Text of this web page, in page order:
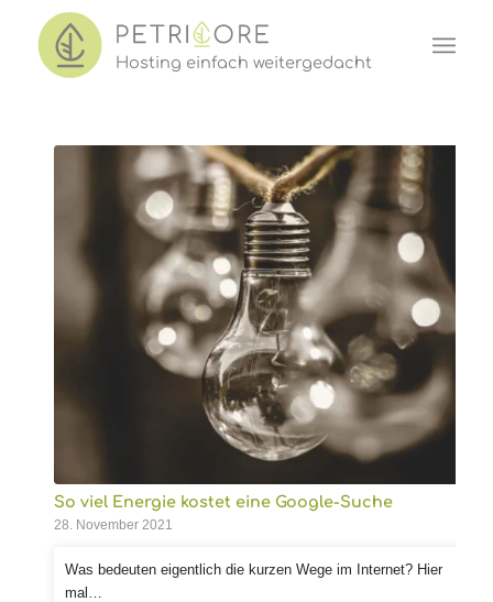
Hosting einfach weiter gedacht
So viel Energie kostet eine Google-Suche
28. November 2021
Was bedeuten eigentlich die kurzen Wege im Internet? Hier
mal…